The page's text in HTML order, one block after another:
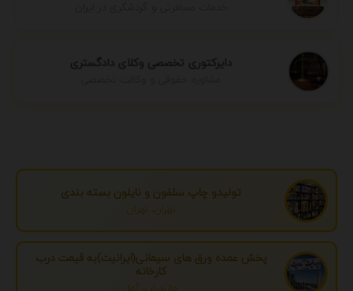
دایرکتوری تخصصی وکلای دادگستری
تولیدو چاپ سلفون و نایلون بسته بندی
تهران، تهران
پخش عمده ورق های سیمانی(ایرانیت)به قیمت درب
کارخانه